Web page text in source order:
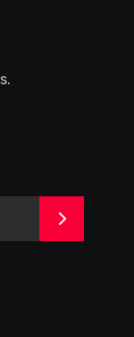
>